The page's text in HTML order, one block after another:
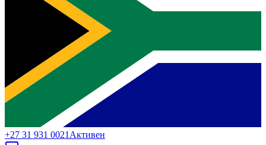
+27 31 931 0021 Активен